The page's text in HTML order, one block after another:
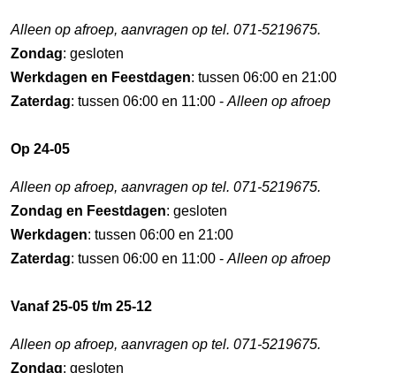
Alleen op afroep, aanvragen op tel. 071-5219675.
Zondag: gesloten
Werkdagen en Feestdagen: tussen 06:00 en 21:00
Zaterdag: tussen 06:00 en 11:00 - Alleen op afroep
Op 24-05
Alleen op afroep, aanvragen op tel. 071-5219675.
Zondag en Feestdagen: gesloten
Werkdagen: tussen 06:00 en 21:00
Zaterdag: tussen 06:00 en 11:00 - Alleen op afroep
Vanaf 25-05 t/m 25-12
Alleen op afroep, aanvragen op tel. 071-5219675.
Zondag: gesloten